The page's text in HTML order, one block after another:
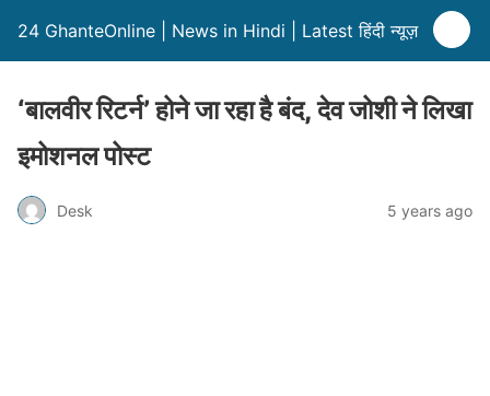
24 GhanteOnline | News in Hindi | Latest हिंदी न्यूज़
‘बालवीर रिटर्न’ होने जा रहा है बंद, देव जोशी ने लिखा
इमोशनल पोस्ट
Desk 5 years ago